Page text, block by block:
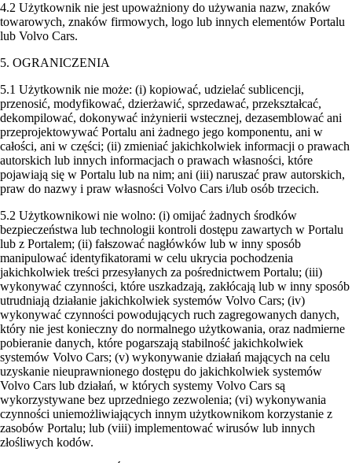
4.2 Użytkownik nie jest upoważniony do używania nazw, znaków
towarowych, znaków firmowych, logo lub innych elementów Portalu
lub Volvo Cars.
5. OGRANICZENIA
5.1 Użytkownik nie może: (i) kopiować, udzielać sublicencji,
przenosić, modyfikować, dzierżawić, sprzedawać, przekształcać,
dekompilować, dokonywać inżynierii wstecznej, dezasemblować ani
przeprojektowywać Portalu ani żadnego jego komponentu, ani w
całości, ani w części; (ii) zmieniać jakichkolwiek informacji o prawach
autorskich lub innych informacjach o prawach własności, które
pojawiają się w Portalu lub na nim; ani (iii) naruszać praw autorskich,
praw do nazwy i praw własności Volvo Cars i/lub osób trzecich.
5.2 Użytkownikowi nie wolno: (i) omijać żadnych środków
bezpieczeństwa lub technologii kontroli dostępu zawartych w Portalu
lub z Portalem; (ii) fałszować nagłówków lub w inny sposób
manipulować identyfikatorami w celu ukrycia pochodzenia
jakichkolwiek treści przesyłanych za pośrednictwem Portalu; (iii)
wykonywać czynności, które uszkadzają, zakłócają lub w inny sposób
utrudniają działanie jakichkolwiek systemów Volvo Cars; (iv)
wykonywać czynności powodujących ruch zagregowanych danych,
który nie jest konieczny do normalnego użytkowania, oraz nadmierne
pobieranie danych, które pogarszają stabilność jakichkolwiek
systemów Volvo Cars; (v) wykonywanie działań mających na celu
uzyskanie nieuprawnionego dostępu do jakichkolwiek systemów
Volvo Cars lub działań, w których systemy Volvo Cars są
wykorzystywane bez uprzedniego zezwolenia; (vi) wykonywania
czynności uniemożliwiających innym użytkownikom korzystanie z
zasobów Portalu; lub (viii) implementować wirusów lub innych
złośliwych kodów.